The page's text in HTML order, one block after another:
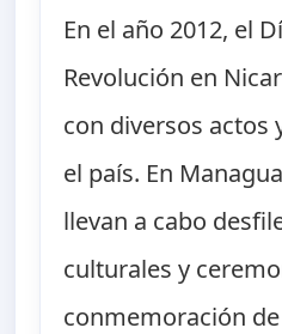
En el año 2012, el
Revolución en
con diversos actos
el país. En
llevan a cabo
culturales y
conmemoración